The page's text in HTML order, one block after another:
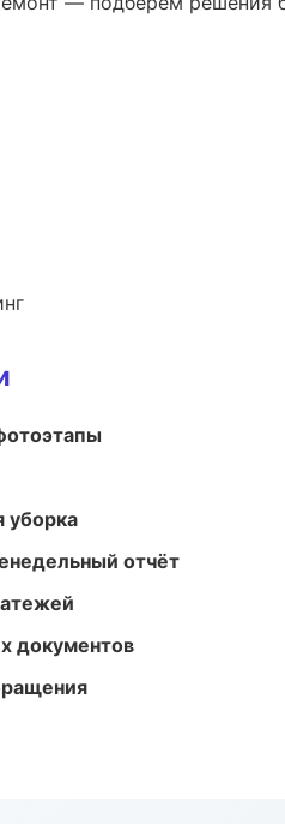
уборка
отчёт
документов